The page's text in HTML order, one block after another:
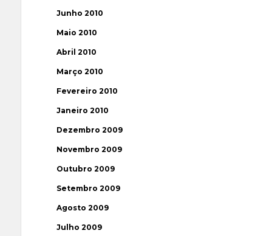
Junho 2010
Maio 2010
Abril 2010
Março 2010
Fevereiro 2010
Janeiro 2010
Dezembro 2009
Novembro 2009
Outubro 2009
Setembro 2009
Agosto 2009
Julho 2009